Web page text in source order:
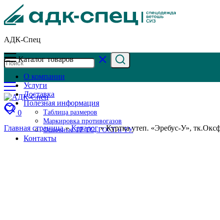
АДК-Спец
0
Каталог товаров
О компании
Услуги
Доставка
Полезная информация
Таблица размеров
Маркировка противогазов
Основные ТР ТС, ГОСТ и ТУ
Контакты
Главная страница»Каталог»Куртка утеп. «Эребус-У»,